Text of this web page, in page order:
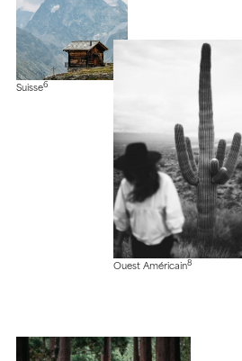
Suisse6
Ouest Américain8